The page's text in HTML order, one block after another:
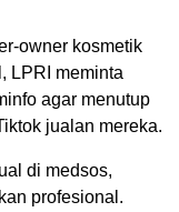
owner kosmetik
LPRI meminta
agar menutup
jualan mereka.
di medsos,
profesional.